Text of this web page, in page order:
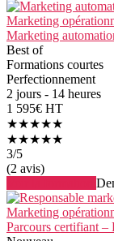
Marketing
Marketing
Best of
Formations courtes
Perfectionnement
2 jours - 14 heures
1 595€ HT
★★★★★
★★★★★
3/5
(2 avis)
Marketing
Parcours certifiant –